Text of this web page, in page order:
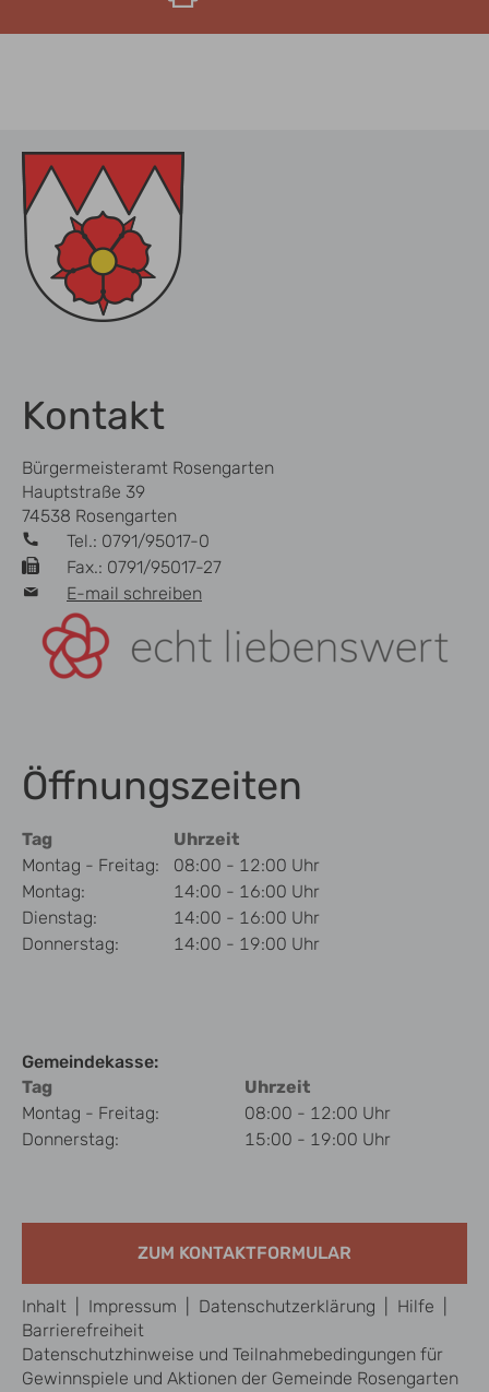
Kontakt
Bürgermeisteramt Rosengarten
Hauptstraße 39
74538 Rosengarten
Tel.: 0791/95017-0
Fax.: 0791/95017-27
E-mail schreiben
Öffnungszeiten
Tag
Uhrzeit
Montag - Freitag:
08:00 - 12:00 Uhr
Montag:
14:00 - 16:00 Uhr
Dienstag:
14:00 - 16:00 Uhr
Donnerstag:
14:00 - 19:00 Uhr
Gemeindekasse:
Tag
Uhrzeit
Montag - Freitag:
08:00 - 12:00 Uhr
Donnerstag:
15:00 - 19:00 Uhr
ZUM KONTAKTFORMULAR
Inhalt Impressum Datenschutzerklärung Hilfe
Barrierefreiheit
Datenschutzhinweise und Teilnahmebedingungen für
Gewinnspiele und Aktionen der Gemeinde Rosengarten